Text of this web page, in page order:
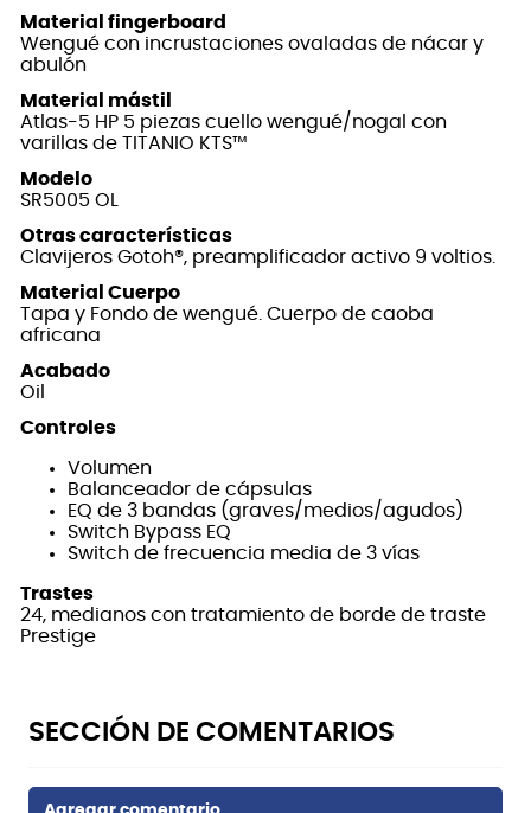
Material fingerboard
Wengué con incrustaciones ovaladas de nácar y
abulón
Material mástil
Atlas-5 HP 5 piezas cuello wengué/nogal con
varillas de TITANIO KTS™
Modelo
SR5005 OL
Otras características
Clavijeros Gotoh®, preamplificador activo 9 voltios.
Material Cuerpo
Tapa y Fondo de wengué. Cuerpo de caoba
africana
Acabado
Oil
Controles
Volumen
Balanceador de cápsulas
EQ de 3 bandas (graves/medios/agudos)
Switch Bypass EQ
Switch de frecuencia media de 3 vías
Trastes
24, medianos con tratamiento de borde de traste
Prestige